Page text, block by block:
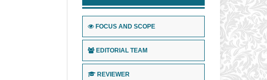
FOCUS AND SCOPE
EDITORIAL TEAM
REVIEWER